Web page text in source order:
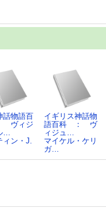
話物語百
ヴィジ
…
ィン・J.
イギリス神話物
語百科 ： ヴ
ィジュ…
マイケル・ケリ
ガ…